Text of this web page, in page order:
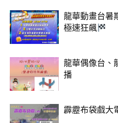
龍華動畫台暑
極速狂飆
龍華偶像台、
播
霹靂布袋戲大